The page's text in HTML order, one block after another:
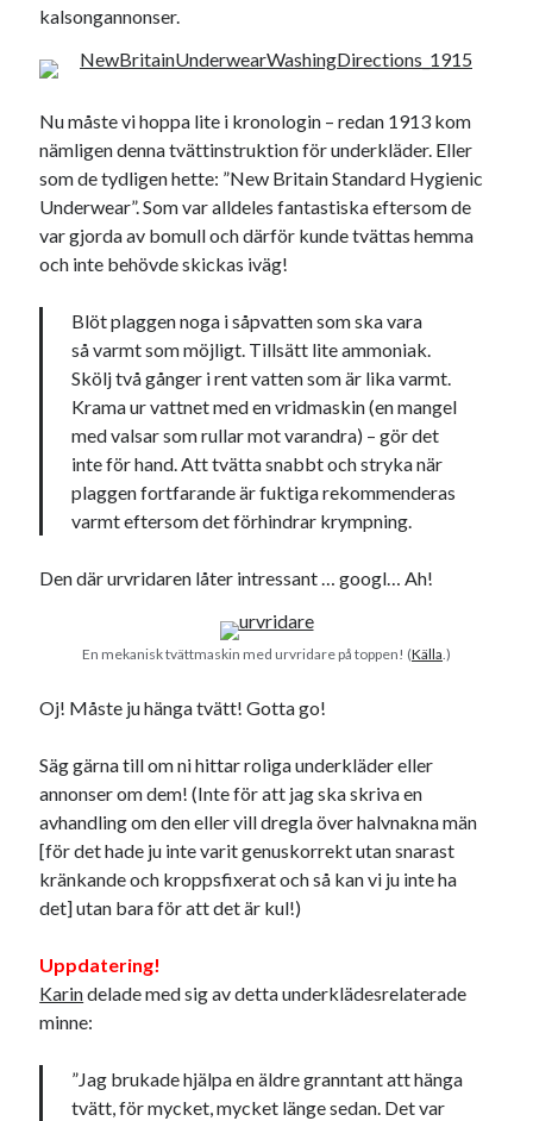
Julkalenderfacit
julkalendern 2021 Julkalendern 2024 konst
minnen mode museum musik
nostalgi radio
reklam resa
Stockholm svenska tips tåg
USA
Fantastiskt välformulerad moderecensent
Dessa har något helt annat gemensamt
Fula biblioteksböcker
Egna länkar
Bokstävlar & AI – mitt levebröd. Gå en kurs!
Den stora bloggläsarvärvsveckan
Godisbrödet från himlen
Köttfärslimpan på allas läppar
Lotten som Sommarpratare (i fantasin alltså: grupp på FB)
Vad ska du laga för mat idag? (Recept!)
Meta
kalsongannonser.
Nu måste vi hoppa lite i kronologin – redan 1913 kom
nämligen denna tvättinstruktion för underkläder. Eller
som de tydligen hette: ”New Britain Standard Hygienic
Underwear”. Som var alldeles fantastiska eftersom de
var gjorda av bomull och därför kunde tvättas hemma
och inte behövde skickas iväg!
Blöt plaggen noga i såpvatten som ska vara
så varmt som möjligt. Tillsätt lite ammoniak.
Skölj två gånger i rent vatten som är lika varmt.
Krama ur vattnet med en vridmaskin (en mangel
med valsar som rullar mot varandra) – gör det
inte för hand. Att tvätta snabbt och stryka när
plaggen fortfarande är fuktiga rekommenderas
varmt eftersom det förhindrar krympning.
Den där urvridaren låter intressant … googl… Ah!
En mekanisk tvättmaskin med urvridare på toppen! (Källa.)
Oj! Måste ju hänga tvätt! Gotta go!
Säg gärna till om ni hittar roliga underkläder eller
annonser om dem! (Inte för att jag ska skriva en
avhandling om den eller vill dregla över halvnakna män
[för det hade ju inte varit genuskorrekt utan snarast
kränkande och kroppsfixerat och så kan vi ju inte ha
det] utan bara för att det är kul!)
Uppdatering!
Karindelade med sig av detta underklädesrelaterade
minne:
”Jag brukade hjälpa en äldre granntant att hänga
tvätt, för mycket, mycket länge sedan. Det var